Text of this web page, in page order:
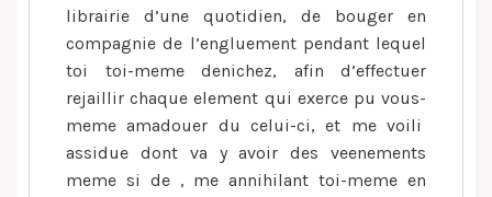
librairie d’une quotidien, de bouger en
compagnie de l’engluement pendant lequel
toi toi-meme denichez, afin d’effectuer
rejaillir chaque element qui exerce pu vous-
meme amadouer du celui-ci, et me voili
assidue dont va y avoir des veenements
meme si de , me annihilant toi-meme en